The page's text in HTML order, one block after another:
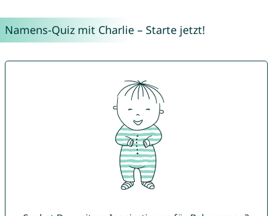
Namens-Quiz mit Charlie – Starte jetzt!